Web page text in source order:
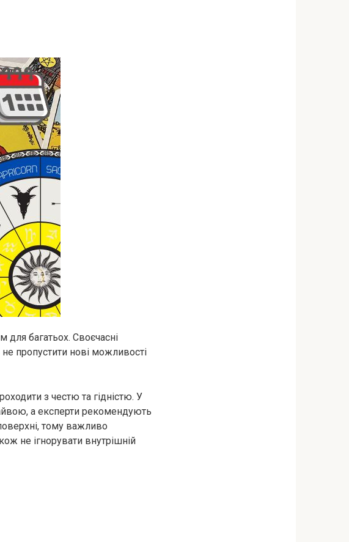
багатьох. Своєчасні
пропустити нові можливості
з честю та гідністю. У
а експерти рекомендують
тому важливо
не ігнорувати внутрішній